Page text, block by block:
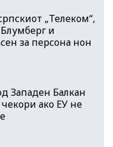
„Телеком“,
и
за персона нон
Западен Балкан
чекори ако ЕУ не